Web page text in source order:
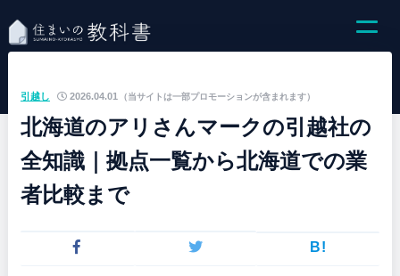
（当サイトは一部プロモーションが含まれます）
引越し 2026.04.01
北海道のアリさんマークの引越社の
全知識｜拠点一覧から北海道での業
者比較まで
B!